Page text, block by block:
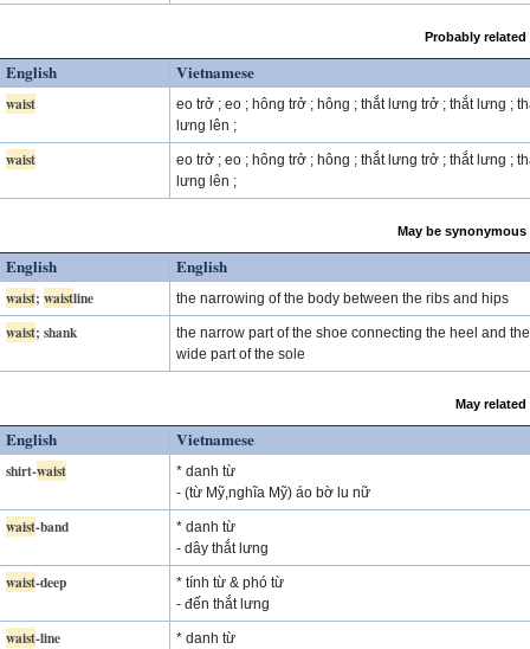
Probably
English Vietnamese
waist
eo trở ; eo ; hông trở ; hông ; thắt lưng trở ; thắt lưng ;
lưng lên ;
waist
eo trở ; eo ; hông trở ; hông ; thắt lưng trở ; thắt lưng ;
lưng lên ;
May be
English English
waist; waistline the narrowing of the body between the ribs and hips
waist; shank
the narrow part of the shoe connecting the heel and the
wide part of the sole
May
English Vietnamese
shirt-waist
* danh từ
- (từ Mỹ,nghĩa Mỹ) áo bờ lu nữ
waist-band
* danh từ
- dây thắt lưng
waist-deep
* tính từ & phó từ
- đến thắt lưng
waist-line * danh từ